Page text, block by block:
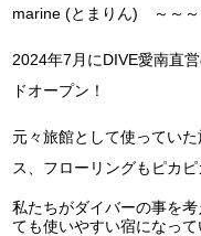
marine (とまりん) ～～～
2024年7月にDIVE愛南直
ドオープン！
元々旅館として使ってい
ス、フローリングもピカピ
私たちがダイバーの事を
ても使いやすい宿になっ